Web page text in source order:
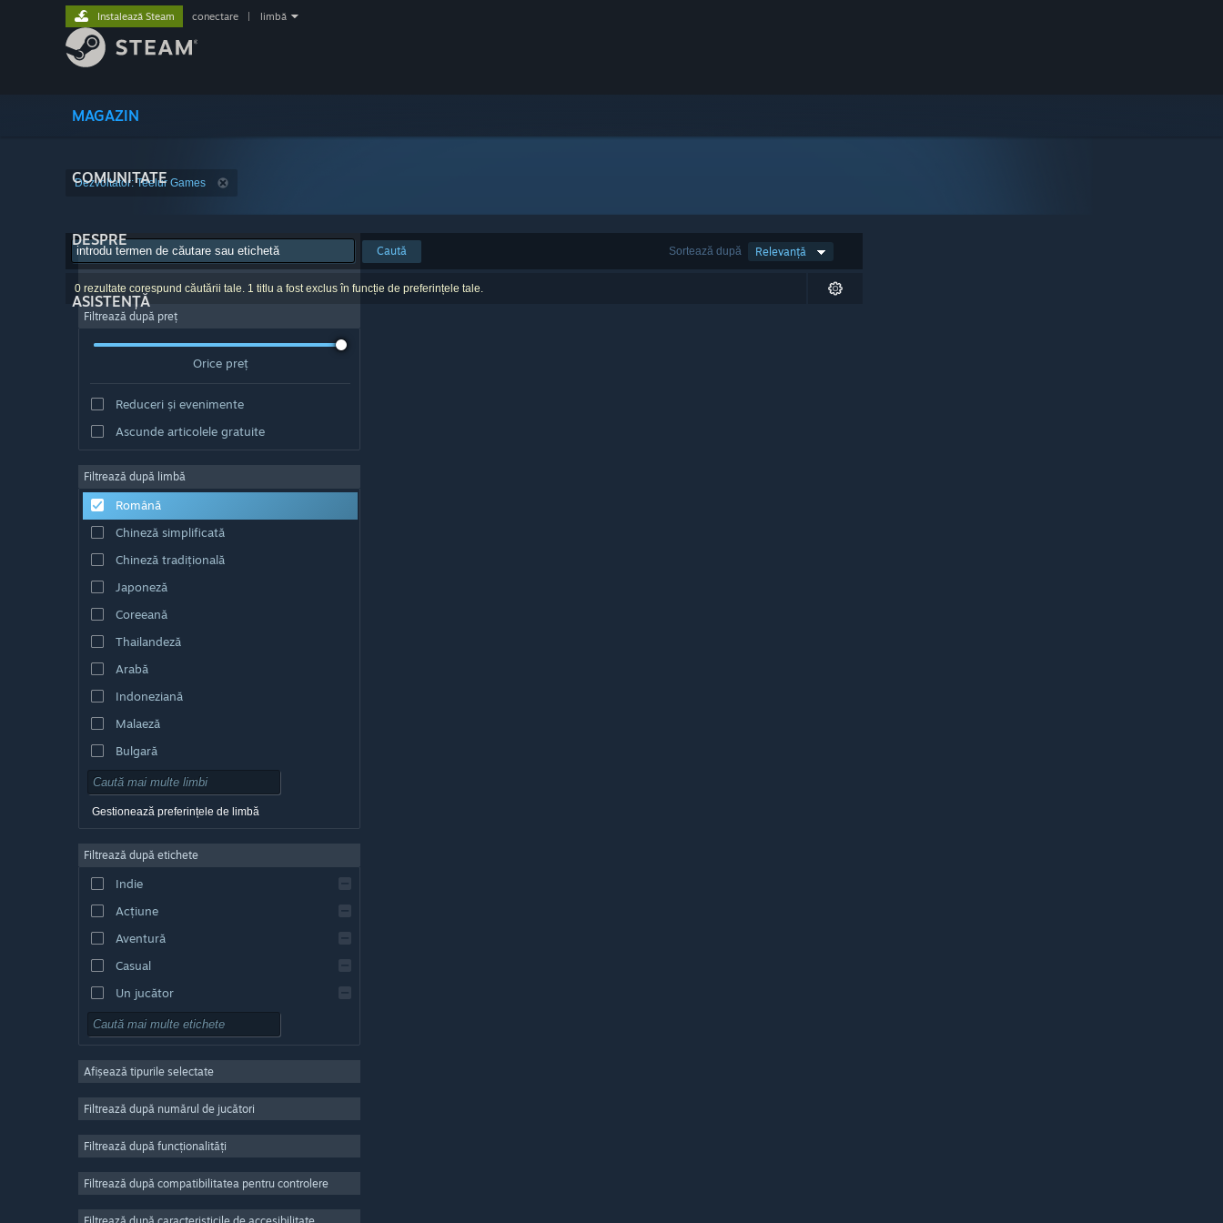
MAGAZIN
COMUNITATE
DESPRE
ASISTENȚĂ
Instalează Steam conectare limbă
Dezvoltator: Teelur Games
Sortează după Relevanță
Caută
0 rezultate corespund căutării tale. 1 titlu a fost exclus în funcție de preferințele tale.
Filtrează după preț
Orice preț
Reduceri și evenimente
Ascunde articolele gratuite
Filtrează după limbă
Română
Chineză simplificată
Chineză tradițională
Japoneză
Coreeană
Thailandeză
Arabă
Indoneziană
Malaeză
Bulgară
Cehă
Daneză
Engleză
Spaniolă - Spania
Spaniolă - America Latină
Gestionează preferințele de limbă
Filtrează după etichete
Indie
Acțiune
Aventură
Casual
Un jucător
Simulare
Strategie
2D
Gratuit
Afișează tipurile selectate
Filtrează după numărul de jucători
Filtrează după funcționalități
Filtrează după compatibilitatea pentru controlere